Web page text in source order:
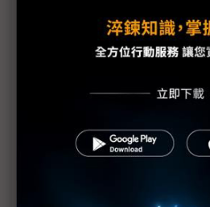
NVIDIA進場搶LPDDR手機記
黃仁勳：供應鏈規劃周全